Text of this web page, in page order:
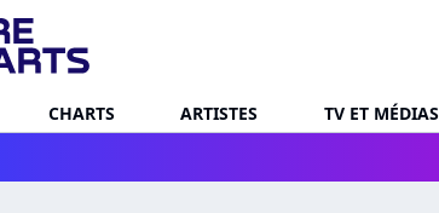
CHARTS ARTISTES TV ET MÉDIAS